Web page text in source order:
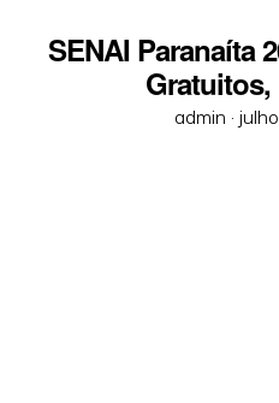
SENAI Paranaíta
admin ·